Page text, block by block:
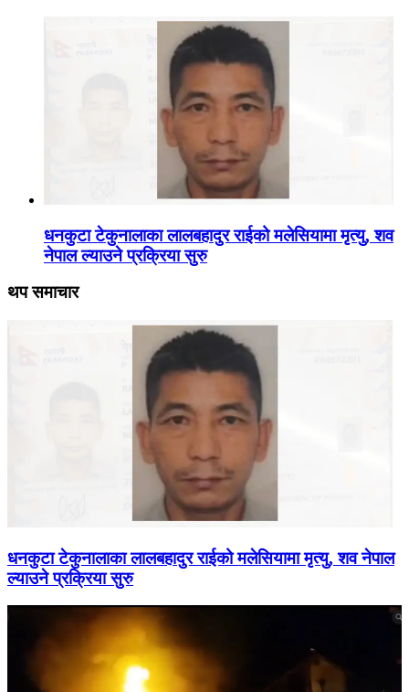
धनकुटा टेकुनालाका लालबहादुर राईको मलेसियामा मृत्यु, शव
नेपाल ल्याउने प्रक्रिया सुरु
थप समाचार
धनकुटा टेकुनालाका लालबहादुर राईको मलेसियामा मृत्यु, शव नेपाल
ल्याउने प्रक्रिया सुरु